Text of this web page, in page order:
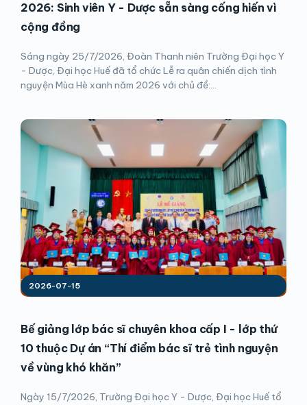
2026: Sinh viên Y - Dược sẵn sàng cống hiến vì
cộng đồng
Sáng ngày 25/7/2026, Đoàn Thanh niên Trường Đại học Y
- Dược, Đại học Huế đã tổ chức Lễ ra quân chiến dịch tình
nguyện Mùa Hè xanh năm 2026 với chủ đề:...
2026-07-15
Bế giảng lớp bác sĩ chuyên khoa cấp I - lớp thứ
10 thuộc Dự án “Thí điểm bác sĩ trẻ tình nguyện
về vùng khó khăn”
Ngày 15/7/2026, Trường Đại học Y - Dược, Đại học Huế tổ